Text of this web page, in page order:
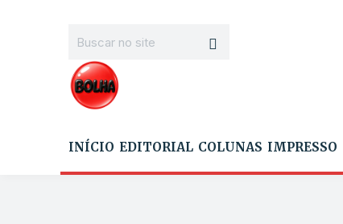
INÍCIO EDITORIAL COLUNAS IMPRESSO